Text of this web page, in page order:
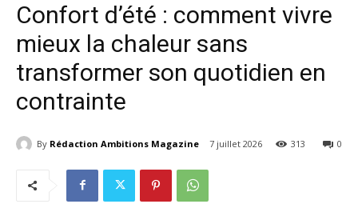
Confort d’été : comment vivre
mieux la chaleur sans
transformer son quotidien en
contrainte
By Rédaction Ambitions Magazine 7 juillet 2026 0
313